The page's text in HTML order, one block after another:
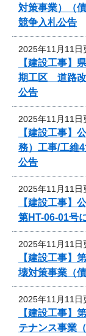
対策事業）（
競争入札公告
2025年11月11日
【建設工事】
期工区 道路改
公告
2025年11月11日
【建設工事】
務）工事/工維
公告
2025年11月11日
【建設工事】
第HT-06-01号
2025年11月11日
【建設工事】
壊対策事業（
2025年11月11日
【建設工事
テナンス事業